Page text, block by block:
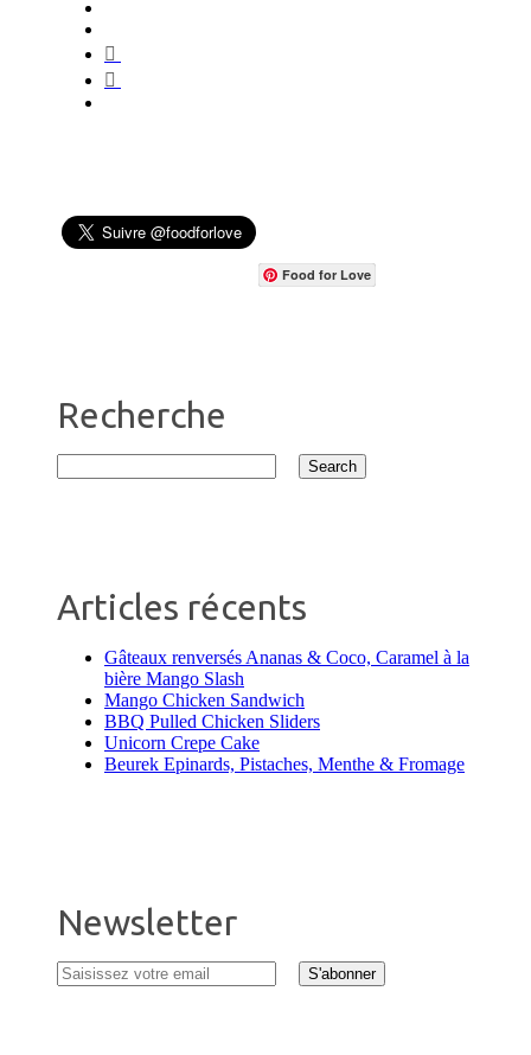
Food for Love
Recherche
Articles récents
Gâteaux renversés Ananas & Coco, Caramel à la
bière Mango Slash
Mango Chicken Sandwich
BBQ Pulled Chicken Sliders
Unicorn Crepe Cake
Beurek Epinards, Pistaches, Menthe & Fromage
Newsletter